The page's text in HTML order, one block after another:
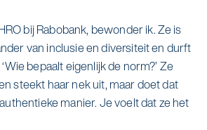
bij Rabobank, bewonder ik. Ze is
van inclusie en diversiteit en durft
bepaalt eigenlijk de norm?’ Ze
steekt haar nek uit, maar doet dat
manier. Je voelt dat ze het